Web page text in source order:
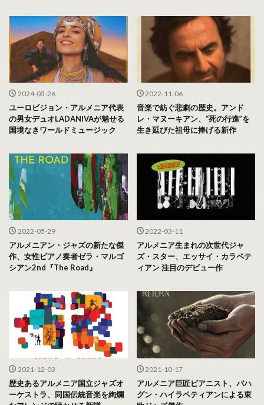
2024-03-26
ユーロビジョン・アルメニア代表
の男女デュオLADANIVAが魅せる
国境なきワールドミュージック
2022-11-06
音楽で紡ぐ悲劇の歴史。アンド
レ・マヌーキアン、“死の行進”を
生き延びた祖母に捧げる新作
2022-05-29
アルメニアン・ジャズの新たな傑
作、女性ピアノ奏者ゼラ・マルゴ
シアン2nd『The Road』
2022-03-11
アルメニア生まれの次世代ジャ
ズ・スター、エッサイ・カラペテ
ィアン 注目のデビュー作
2021-12-03
歴史あるアルメニア国立ジャズオ
ーケストラ、同国伝統音楽を絢爛
2021-10-17
アルメニア巨匠ピアニスト、バハ
グン・ハイラペティアンによる東